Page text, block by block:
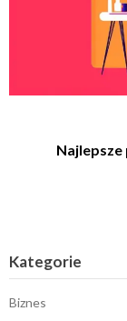
Kategorie
Biznes